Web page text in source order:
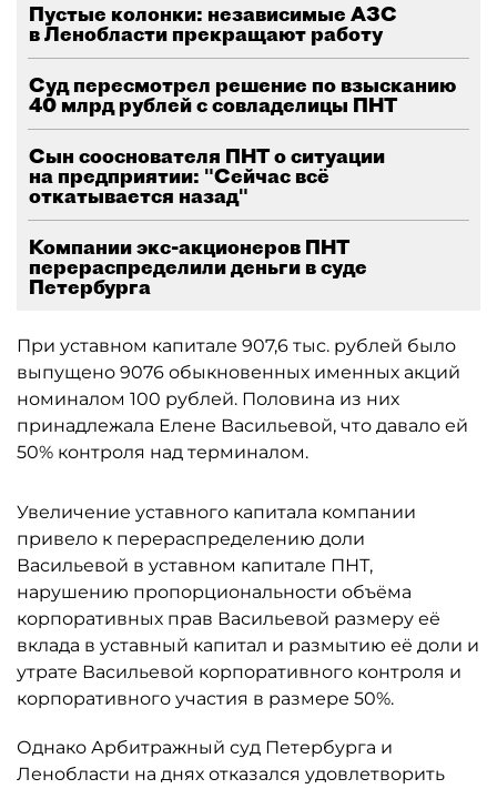
Пустые колонки: независимые АЗС
в Ленобласти прекращают работу
Суд пересмотрел решение по взысканию
40 млрд рублей с совладелицы ПНТ
Сын сооснователя ПНТ о ситуации
на предприятии: "Сейчас всё
откатывается назад"
Компании экс-акционеров ПНТ
перераспределили деньги в суде
Петербурга
При уставном капитале 907,6 тыс. рублей было
выпущено 9076 обыкновенных именных акций
номиналом 100 рублей. Половина из них
принадлежала Елене Васильевой, что давало ей
50% контроля над терминалом.
Увеличение уставного капитала компании
привело к перераспределению доли
Васильевой в уставном капитале ПНТ,
нарушению пропорциональности объёма
корпоративных прав Васильевой размеру её
вклада в уставный капитал и размытию её доли и
утрате Васильевой корпоративного контроля и
корпоративного участия в размере 50%.
Однако Арбитражный суд Петербурга и
Ленобласти на днях отказался удовлетворить